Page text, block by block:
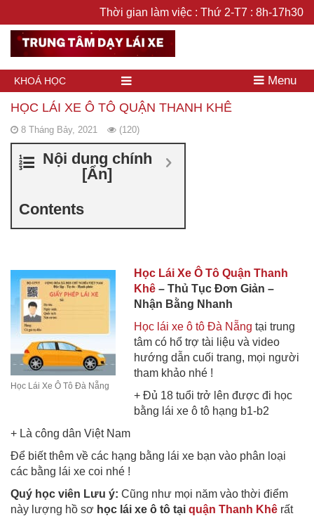
Thời gian làm việc : Thứ 2-T7 : 8h-17h30
KHOÁ HỌC Menu
HỌC LÁI XE Ô TÔ QUẬN THANH KHÊ
8 Tháng Bảy, 2021 (120)
Nội dung chính
[Ẩn]
Contents
Học Lái Xe Ô Tô Đà Nẵng
Học Lái Xe Ô Tô Quận Thanh
Khê– Thủ Tục Đơn Giản –
Nhận Bằng Nhanh
Học lái xe ô tô Đà Nẵng tại trung
tâm có hổ trợ tài liệu và video
hướng dẫn cuối trang, mọi người
tham khảo nhé !
+ Đủ 18 tuổi trở lên được đi học
bằng lái xe ô tô hạng b1-b2
+ Là công dân Việt Nam
Để biết thêm về các hạng bằng lái xe bạn vào phân loại
các bằng lái xe coi nhé !
Quý học viên Lưu ý: Cũng như mọi năm vào thời điểm
này lượng hồ sơ học lái xe ô tô tại quận Thanh Khê rất